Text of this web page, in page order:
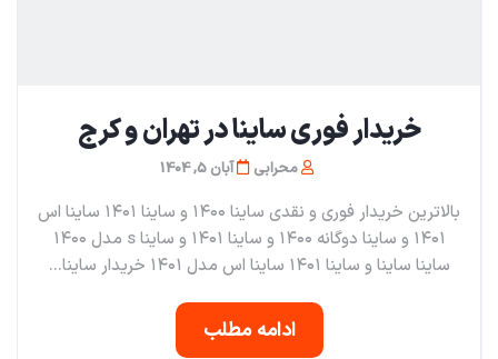
خریدار فوری ساینا در تهران و کرج
محرابی آبان 5, 1404
بالاترین خریدار فوری و نقدی ساینا ۱۴۰۰ و ساینا ۱۴۰۱ ساینا اس
۱۴۰۱ و ساینا دوگانه ۱۴۰۰ و ساینا ۱۴۰۱ و ساینا s مدل ۱۴۰۰
ساینا ساینا و ساینا ۱۴۰۱ ساینا اس مدل ۱۴۰۱ خریدار ساینا...
ادامه مطلب